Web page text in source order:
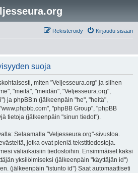
Kirjaudu sisään
Rekisteröidy
suoja
miten "Veljesseura.org" ja siihen
"meitä", "meidän", "Veljesseura.org",
ja phpBB:n (jälkeenpäin "he", "heitä",
"phpBB Group", "phpBB
tietoja (jälkeenpäin "sinun tiedot").
Selaamalla "Veljesseura.org"-sivustoa.
jotka ovat pieniä tekstitiedostoja.
väliaikaisiin tiedostoihin. Ensimmäiset kaksi
yksilöimiseksi (jälkeenpäin "käyttäjän id")
(jälkeenpäin "istunto id") Saat automaattiseti